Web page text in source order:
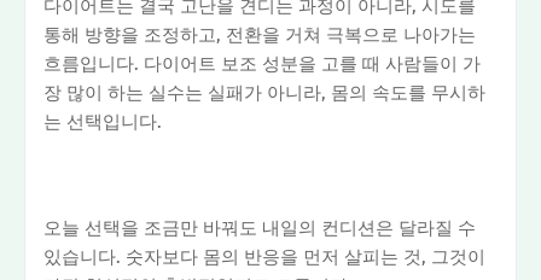
다이어트는 결국 고난을 견디는 과정이 아니라, 시도를
통해 방향을 조정하고, 전환을 거쳐 극복으로 나아가는
흐름입니다. 다이어트 보조 성분을 고를 때 사람들이 가
장 많이 하는 실수는 실패가 아니라, 몸의 속도를 무시하
는 선택입니다.
오늘 선택을 조금만 바꿔도 내일의 컨디션은 달라질 수
있습니다. 숫자보다 몸의 반응을 먼저 살피는 것, 그것이